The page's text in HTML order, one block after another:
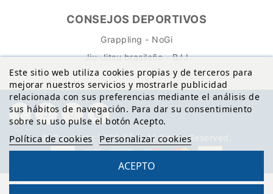
CONSEJOS DEPORTIVOS
Grappling - NoGi
Jiu-Jitsu brasileño - BJJ
Este sitio web utiliza cookies propias y de terceros para
mejorar nuestros servicios y mostrarle publicidad
relacionada con sus preferencias mediante el análisis de
sus hábitos de navegación. Para dar su consentimiento
sobre su uso pulse el botón Acepto.
Política de cookies Personalizar cookies
ACEPTO
© Copyright 2026 BŌA. All Rights Reserved.